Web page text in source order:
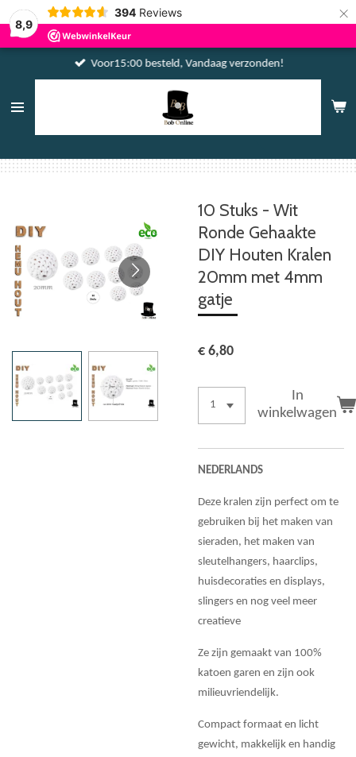
8,9
394 Reviews ×
Voor15:00 besteld, Vandaag verzonden!
10 Stuks - Wit
Ronde Gehaakte
DIY Houten Kralen
20mm met 4mm
gatje
€ 6,80
In
winkelwagen
NEDERLANDS
Deze kralen zijn perfect om te
gebruiken bij het maken van
sieraden, het maken van
sleutelhangers, haarclips,
huisdecoraties en displays,
slingers en nog veel meer
creatieve
Ze zijn gemaakt van 100%
katoen garen en zijn ook
milieuvriendelijk.
Compact formaat en licht
gewicht, makkelijk en handig